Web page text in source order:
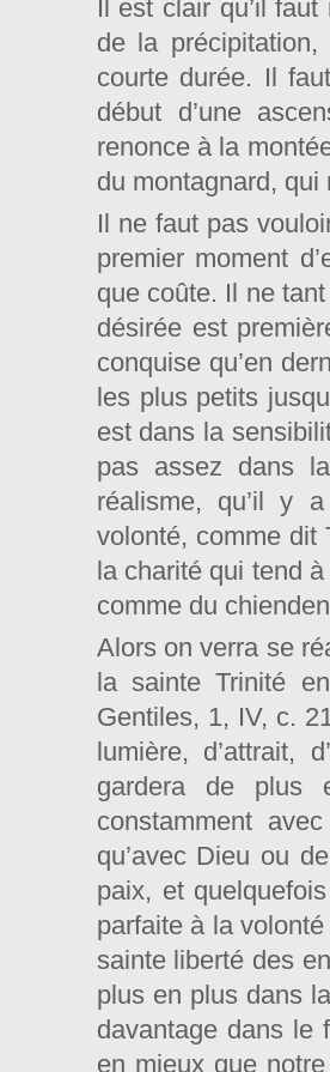
Il est clair qu’il
de la
courte durée. Il
début d’une
renonce à la
du montagnard, qui
Il ne faut pas
premier moment
que coûte. Il ne
désirée est
conquise qu’en
les plus petits
est dans la
pas assez dans
réalisme, qu’il y
volonté, comme dit
la charité qui tend
comme du
Alors on verra se
la sainte Trinité
Gentiles, 1, IV, c.
lumière, d’attrait,
gardera de plus
constamment
qu’avec Dieu ou
paix, et
parfaite à la
sainte liberté des
plus en plus dans
davantage dans le
en mieux que